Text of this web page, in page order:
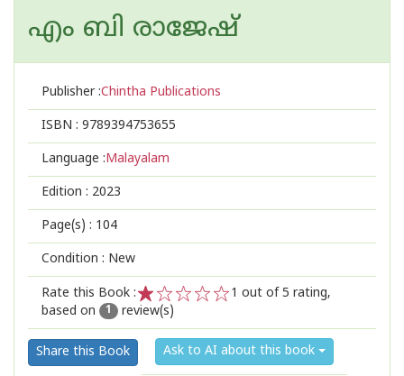
എം ബി രാജേഷ്‌
Publisher :Chintha Publications
ISBN : 9789394753655
Language :Malayalam
Edition : 2023
Page(s) : 104
Condition : New
Rate this Book :
2
1
1 out of 5 rating,
based on
1 review(s)
Share this Book Ask to AI about this book